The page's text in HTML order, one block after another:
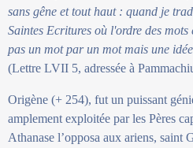
sans gêne et tout haut : quand je
Saintes Ecritures où l'ordre des mots
pas un mot par un mot mais une
(Lettre LVII 5, adressée à
Origène (+ 254), fut un puissant
amplement exploitée par les Pères
Athanase l’opposa aux ariens, saint